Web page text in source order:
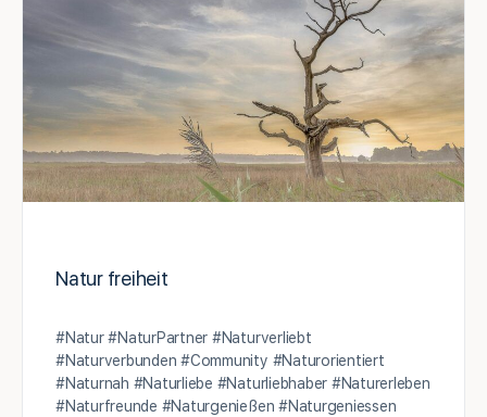
Natur freiheit
#Natur #NaturPartner #Naturverliebt
#Naturverbunden #Community #Naturorientiert
#Naturnah #Naturliebe #Naturliebhaber #Naturerleben
#Naturfreunde #Naturgenießen #Naturgeniessen